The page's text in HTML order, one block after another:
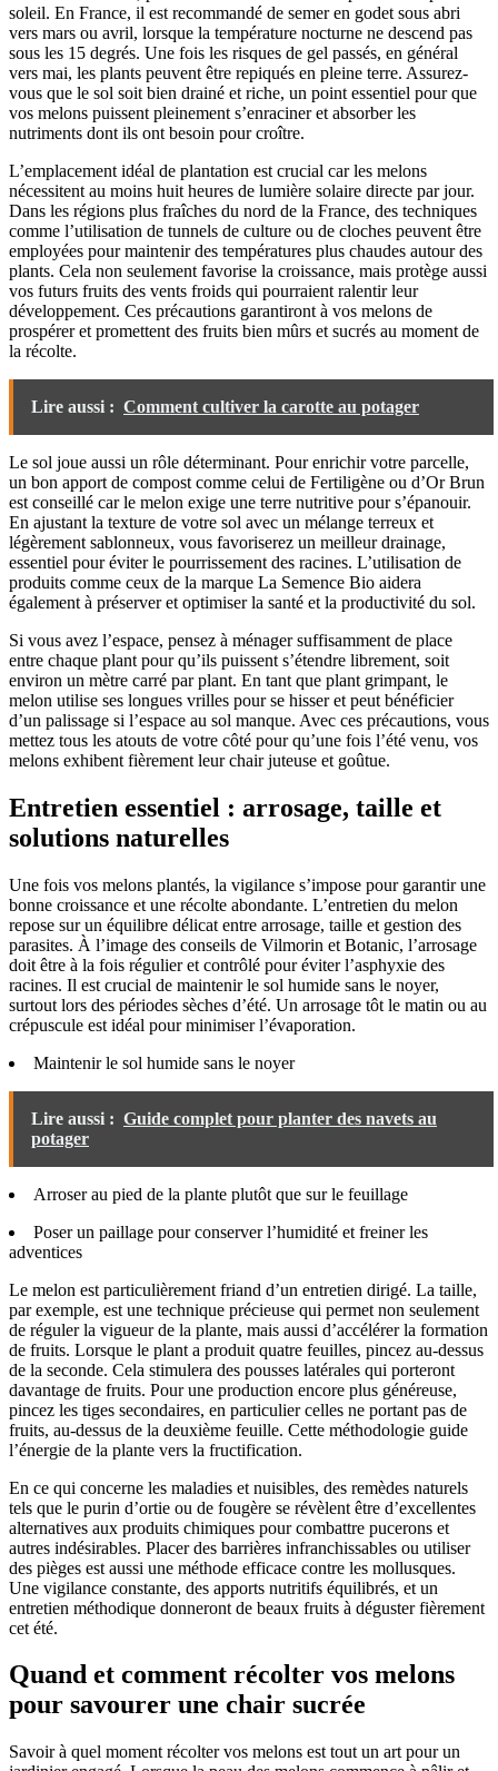
soleil. En France, il est recommandé de semer en godet sous abri
vers mars ou avril, lorsque la température nocturne ne descend pas
sous les 15 degrés. Une fois les risques de gel passés, en général
vers mai, les plants peuvent être repiqués en pleine terre. Assurez-
vous que le sol soit bien drainé et riche, un point essentiel pour que
vos melons puissent pleinement s’enraciner et absorber les
nutriments dont ils ont besoin pour croître.
L’emplacement idéal de plantation est crucial car les melons
nécessitent au moins huit heures de lumière solaire directe par jour.
Dans les régions plus fraîches du nord de la France, des techniques
comme l’utilisation de tunnels de culture ou de cloches peuvent être
employées pour maintenir des températures plus chaudes autour des
plants. Cela non seulement favorise la croissance, mais protège aussi
vos futurs fruits des vents froids qui pourraient ralentir leur
développement. Ces précautions garantiront à vos melons de
prospérer et promettent des fruits bien mûrs et sucrés au moment de
la récolte.
Lire aussi : Comment cultiver la carotte au potager
Le sol joue aussi un rôle déterminant. Pour enrichir votre parcelle,
un bon apport de compost comme celui de Fertiligène ou d’Or Brun
est conseillé car le melon exige une terre nutritive pour s’épanouir.
En ajustant la texture de votre sol avec un mélange terreux et
légèrement sablonneux, vous favoriserez un meilleur drainage,
essentiel pour éviter le pourrissement des racines. L’utilisation de
produits comme ceux de la marque La Semence Bio aidera
également à préserver et optimiser la santé et la productivité du sol.
Si vous avez l’espace, pensez à ménager suffisamment de place
entre chaque plant pour qu’ils puissent s’étendre librement, soit
environ un mètre carré par plant. En tant que plant grimpant, le
melon utilise ses longues vrilles pour se hisser et peut bénéficier
d’un palissage si l’espace au sol manque. Avec ces précautions, vous
mettez tous les atouts de votre côté pour qu’une fois l’été venu, vos
melons exhibent fièrement leur chair juteuse et goûtue.
Entretien essentiel : arrosage, taille et
solutions naturelles
Une fois vos melons plantés, la vigilance s’impose pour garantir une
bonne croissance et une récolte abondante. L’entretien du melon
repose sur un équilibre délicat entre arrosage, taille et gestion des
parasites. À l’image des conseils de Vilmorin et Botanic, l’arrosage
doit être à la fois régulier et contrôlé pour éviter l’asphyxie des
racines. Il est crucial de maintenir le sol humide sans le noyer,
surtout lors des périodes sèches d’été. Un arrosage tôt le matin ou au
crépuscule est idéal pour minimiser l’évaporation.
Maintenir le sol humide sans le noyer
Lire aussi : Guide complet pour planter des navets au
potager
Arroser au pied de la plante plutôt que sur le feuillage
Poser un paillage pour conserver l’humidité et freiner les
adventices
Le melon est particulièrement friand d’un entretien dirigé. La taille,
par exemple, est une technique précieuse qui permet non seulement
de réguler la vigueur de la plante, mais aussi d’accélérer la formation
de fruits. Lorsque le plant a produit quatre feuilles, pincez au-dessus
de la seconde. Cela stimulera des pousses latérales qui porteront
davantage de fruits. Pour une production encore plus généreuse,
pincez les tiges secondaires, en particulier celles ne portant pas de
fruits, au-dessus de la deuxième feuille. Cette méthodologie guide
l’énergie de la plante vers la fructification.
En ce qui concerne les maladies et nuisibles, des remèdes naturels
tels que le purin d’ortie ou de fougère se révèlent être d’excellentes
alternatives aux produits chimiques pour combattre pucerons et
autres indésirables. Placer des barrières infranchissables ou utiliser
des pièges est aussi une méthode efficace contre les mollusques.
Une vigilance constante, des apports nutritifs équilibrés, et un
entretien méthodique donneront de beaux fruits à déguster fièrement
cet été.
Quand et comment récolter vos melons
pour savourer une chair sucrée
Savoir à quel moment récolter vos melons est tout un art pour un